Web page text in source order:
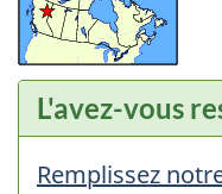
L'avez-vous
Remplissez